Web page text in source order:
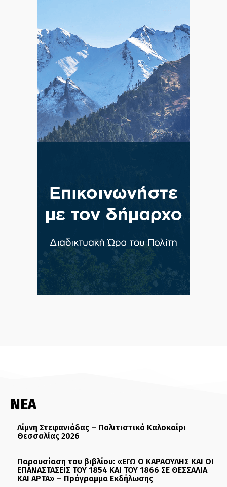
ΝΕΑ
Λίμνη Στεφανιάδας – Πολιτιστικό Καλοκαίρι
Θεσσαλίας 2026
Παρουσίαση του βιβλίου: «ΕΓΩ Ο ΚΑΡΑΟΥΛΗΣ ΚΑΙ ΟΙ
ΕΠΑΝΑΣΤΑΣΕΙΣ ΤΟΥ 1854 ΚΑΙ ΤΟΥ 1866 ΣΕ ΘΕΣΣΑΛΙΑ
ΚΑΙ ΑΡΤΑ» – Πρόγραμμα Εκδήλωσης